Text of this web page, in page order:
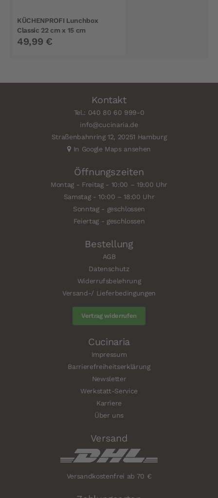
KÜCHENPROFI Lunchbox
Classic 22 cm x 15 cm
49,99 €
Kontakt
Tel.: 040 80 60 999-0
info@cucinaria.de
Straßenbahnring 12, 20251 Hamburg
In Google Maps ansehen
Öffnungszeiten
Montag - Freitag - 10:00 – 19:00 Uhr
Samstag - 10:00 – 18:00 Uhr
Sonntag - geschlossen
Feiertag - geschlossen
Bestellung
AGB
Datenschutz
Widerrufsbelehrung
Versand-/ Lieferbedingungen
Vertrag widerrufen
Cucinaria
Impressum
Barrierefreiheitserklärung
Newsletter
Werkstatt-Service
Karriere
Über uns
Versand
Versandkostenfrei ab 70 €